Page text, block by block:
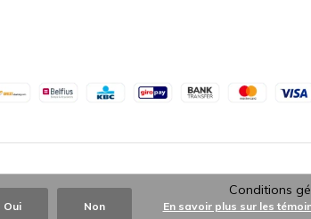
Conditions
Oui Non En savoir plus sur les